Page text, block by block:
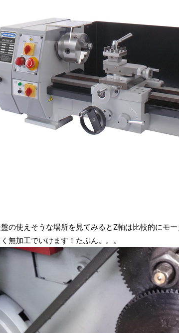
の使えそうな場所を見てみるとZ軸は比較的にモ
無加工でいけます！たぶん。。。